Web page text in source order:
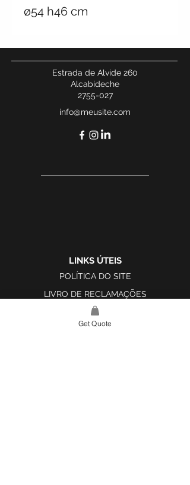
ø54 h46 cm
Estrada de Alvide 260
Alcabideche
2755-027
info@meusite.com
LINKS ÚTEIS
POLÍTICA DO SITE
LIVRO DE RECLAMAÇÕES
Get Quote